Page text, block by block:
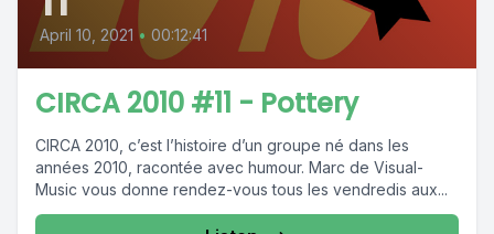
April 10, 2021 • 00:12:41
CIRCA 2010 #11 - Pottery
CIRCA 2010, c’est l’histoire d’un groupe né dans les
années 2010, racontée avec humour. Marc de Visual-
Music vous donne rendez-vous tous les vendredis aux...